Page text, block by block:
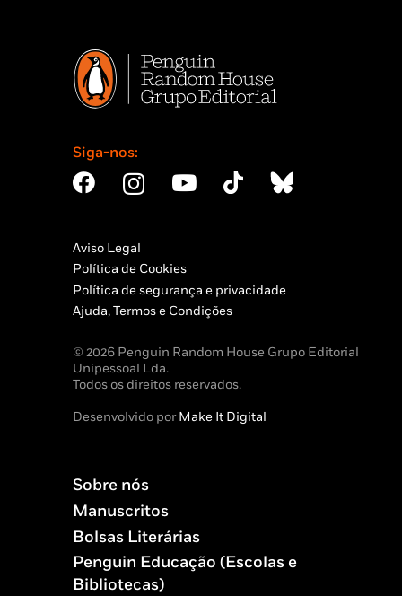
Siga-nos:
Aviso Legal
Política de Cookies
Política de segurança e privacidade
Ajuda, Termos e Condições
© 2026 Penguin Random House Grupo Editorial
Unipessoal Lda.
Todos os direitos reservados.
Desenvolvido porMake It Digital
Sobre nós
Manuscritos
Bolsas Literárias
Penguin Educação (Escolas e
Bibliotecas)